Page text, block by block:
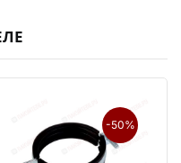
-50%